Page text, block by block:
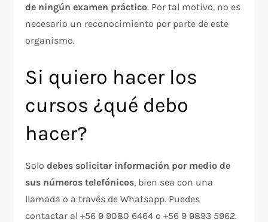
de ningún examen práctico. Por tal motivo, no es
necesario un reconocimiento por parte de este
organismo.
Si quiero hacer los
cursos ¿qué debo
hacer?
Solodebes solicitar información por medio de
sus números telefónicos, bien sea con una
llamada o a través de Whatsapp. Puedes
contactar al +56 9 9080 6464 o +56 9 9893 5962.